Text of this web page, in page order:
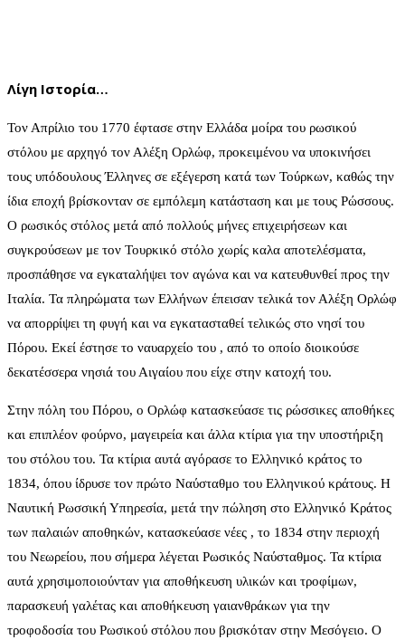
Λίγη Ιστορία…
Τον Απρίλιο του 1770 έφτασε στην Ελλάδα μοίρα του ρωσικού
στόλου με αρχηγό τον Αλέξη Ορλώφ, προκειμένου να υποκινήσει
τους υπόδουλους Έλληνες σε εξέγερση κατά των Τούρκων, καθώς την
ίδια εποχή βρίσκονταν σε εμπόλεμη κατάσταση και με τους Ρώσσους.
Ο ρωσικός στόλος μετά από πολλούς μήνες επιχειρήσεων και
συγκρούσεων με τον Τουρκικό στόλο χωρίς καλα αποτελέσματα,
προσπάθησε να εγκαταλήψει τον αγώνα και να κατευθυνθεί προς την
Ιταλία. Τα πληρώματα των Ελλήνων έπεισαν τελικά τον Αλέξη Ορλώφ
να απορρίψει τη φυγή και να εγκατασταθεί τελικώς στο νησί του
Πόρου. Εκεί έστησε το ναυαρχείο του , από το οποίο διοικούσε
δεκατέσσερα νησιά του Αιγαίου που είχε στην κατοχή του.
Στην πόλη του Πόρου, ο Ορλώφ κατασκεύασε τις ρώσσικες αποθήκες
και επιπλέον φούρνο, μαγειρεία και άλλα κτίρια για την υποστήριξη
του στόλου του. Τα κτίρια αυτά αγόρασε το Ελληνικό κράτος το
1834, όπου ίδρυσε τον πρώτο Ναύσταθμο του Ελληνικού κράτους. Η
Ναυτική Ρωσσική Υπηρεσία, μετά την πώληση στο Ελληνικό Κράτος
των παλαιών αποθηκών, κατασκεύασε νέες , το 1834 στην περιοχή
του Νεωρείου, που σήμερα λέγεται Ρωσικός Ναύσταθμος. Τα κτίρια
αυτά χρησιμοποιούνταν για αποθήκευση υλικών και τροφίμων,
παρασκευή γαλέτας και αποθήκευση γαιανθράκων για την
τροφοδοσία του Ρωσικού στόλου που βρισκόταν στην Μεσόγειο. Ο